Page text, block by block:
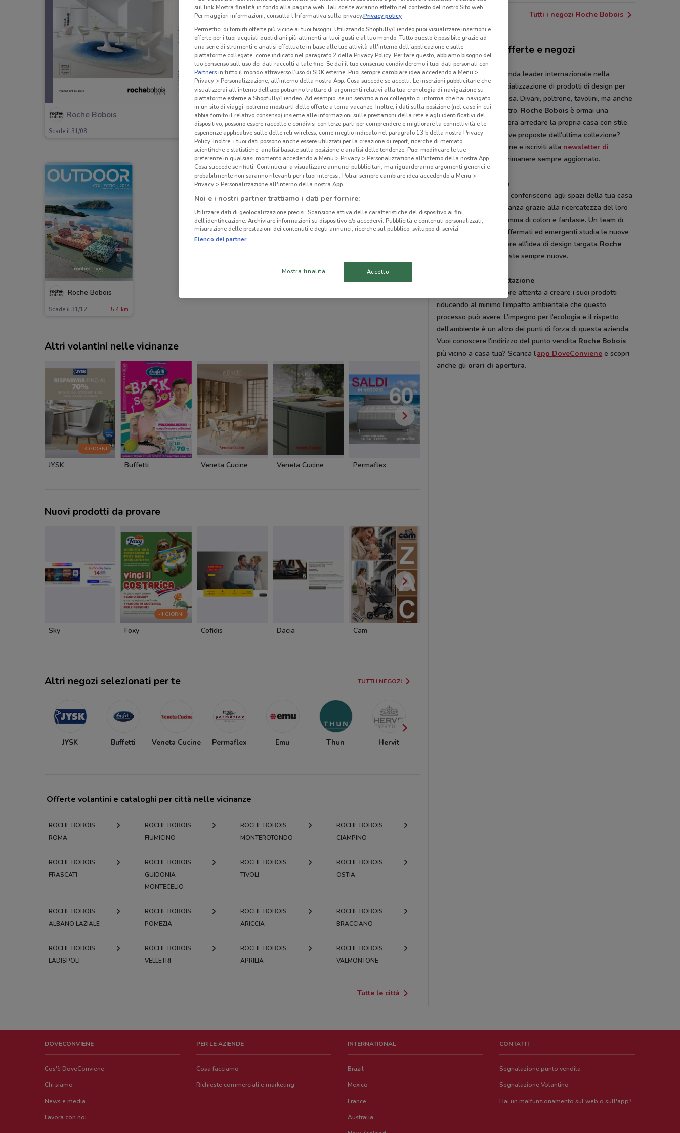
Roche Bobois
Scade il 31/08 5.4 km
Roche Bobois
Scade il 31/12 5.4 km
Altri volantini nelle vicinanze
-3 GIORNI
JYSK Buffetti Veneta Cucine Veneta Cucine Permaflex
Nuovi prodotti da provare
Sky
-4 GIORNI
Foxy Cofidis Dacia Cam
Altri negozi selezionati per te TUTTI I NEGOZI
JYSK Buffetti Veneta Cucine Permaflex Emu Thun Hervit
Offerte volantini e cataloghi per città nelle vicinanze
ROCHE BOBOIS
ROMA
ROCHE BOBOIS
FIUMICINO
ROCHE BOBOIS
MONTEROTONDO
ROCHE BOBOIS
CIAMPINO
ROCHE BOBOIS
FRASCATI
ROCHE BOBOIS
GUIDONIA
MONTECELIO
ROCHE BOBOIS
TIVOLI
ROCHE BOBOIS
OSTIA
ROCHE BOBOIS
ALBANO LAZIALE
ROCHE BOBOIS
POMEZIA
ROCHE BOBOIS
ARICCIA
ROCHE BOBOIS
BRACCIANO
ROCHE BOBOIS
LADISPOLI
ROCHE BOBOIS
VELLETRI
ROCHE BOBOIS
APRILIA
ROCHE BOBOIS
VALMONTONE
Tutte le città
Tutti i negozi Roche Bobois
Roche Bobois, offerte e negozi
Roche Bobois
è l’azienda leader internazionale nella
produzione e commercializzazione di prodotti di design per
l’arredamento della casa. Divani, poltrone, tavolini, ma anche
letti, armadi e tanto altro. Roche Bobois è ormai una
garanzia per chi desidera arredare la propria casa con stile.
Vuoi conoscere le nuove proposte dell’ultima collezione?
Sfoglia il catalogo online e iscriviti alla newsletter di
DoveConviene.it
per rimanere sempre aggiornato.
Ridisegna la tua casa
Roche Bobois conferiscono agli spazi della tua casa
una straordinaria eleganza grazie alla ricercatezza del loro
design e alla vasta gamma di colori e fantasie. Un team di
designer e architetti affermati ed emergenti studia le nuove
collezioni per rispondere all’idea di design targata Roche
e offrire proposte sempre nuove.
Design ed ecoprogettazione
è sempre attenta a creare i suoi prodotti
riducendo al minimo l’impatto ambientale che questo
processo può avere. L’impegno per l’ecologia e il rispetto
dell’ambiente è un altro dei punti di forza di questa azienda.
Vuoi conoscere l’indirizzo del punto vendita Roche Bobois
più vicino a casa tua? Scarica l’app DoveConviene e scopri
anche gli orari di apertura.
DOVECONVIENE
Cos'è DoveConviene
Chi siamo
News e media
Lavora con noi
PER LE AZIENDE
Cosa facciamo
Richieste commerciali e marketing
INTERNATIONAL
Brazil
Mexico
France
Australia
CONTATTI
Segnalazione punto vendita
Segnalazione Volantino
Hai un malfunzionamento sul web o sull'app?
sul link Mostra finalità in fondo alla pagina web. Tali scelte avranno effetto nel contesto del nostro Sito web.
Per maggiori informazioni, consulta l'Informativa sulla privacy.Privacy policy
Permettici di fornirti offerte più vicine ai tuoi bisogni: Utilizzando Shopfully/Tiendeo puoi visualizzare inserzioni e
offerte per i tuoi acquisti quotidiani più attinenti ai tuoi gusti e al tuo mondo. Tutto questo è possibile grazie ad
una serie di strumenti e analisi effettuate in base alle tue attività all'interno dell'applicazione e sulle
piattaforme collegate, come indicato nel paragrafo 2 della Privacy Policy. Per fare questo, abbiamo bisogno del
tuo consenso sull'uso dei dati raccolti a tale fine. Se dai il tuo consenso condivideremo i tuoi dati personali con
Partnersin tutto il mondo attraverso l’uso di SDK esterne. Puoi sempre cambiare idea accedendo a Menu >
Privacy > Personalizzazione, all’interno della nostra App. Cosa succede se accetti: Le inserzioni pubblicitarie che
visualizzerai all'interno dell’app potranno trattare di argomenti relativi alla tua cronologia di navigazione su
piattaforme esterne a Shopfully/Tiendeo. Ad esempio, se un servizio a noi collegato ci informa che hai navigato
in un sito di viaggi, potremo mostrarti delle offerte a tema vacanze. Inoltre, i dati sulla posizione (nel caso in cui
abbia fornito il relativo consenso) insieme alle informazioni sulle prestazioni della rete e agli identificativi del
dispositivo, possono essere raccolte e condivisi con terze parti per comprendere e migliorare la connettività e le
esperienze applicative sulle delle reti wireless, come meglio indicato nel paragrafo 13.b della nostra Privacy
Policy. Inoltre, i tuoi dati possono anche essere utilizzati per la creazione di report, ricerche di mercato,
scientifiche e statistiche, analisi basate sulla posizione e analisi delle tendenze. Puoi modificare le tue
preferenze in qualsiasi momento accedendo a Menu > Privacy > Personalizzazione all'interno della nostra App.
Cosa succede se rifiuti: Continuerai a visualizzare annunci pubblicitari, ma riguarderanno argomenti generici e
probabilmente non saranno rilevanti per i tuoi interessi. Potrai sempre cambiare idea accedendo a Menu >
Privacy > Personalizzazione all'interno della nostra App.
Noi e i nostri partner trattiamo i dati per fornire:
Utilizzare dati di geolocalizzazione precisi. Scansione attiva delle caratteristiche del dispositivo ai fini
dell’identificazione. Archiviare informazioni su dispositivo e/o accedervi. Pubblicità e contenuti personalizzati,
misurazione delle prestazioni dei contenuti e degli annunci, ricerche sul pubblico, sviluppo di servizi.
Elenco dei partner
Mostra finalità Accetto